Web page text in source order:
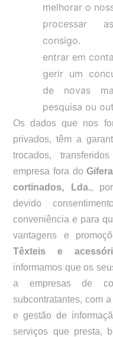
melhorar o
processar
consigo.
entrar em
gerir um
de novas
pesquisa ou
Os dados que nos
privados, têm a
trocados,
empresa fora do
cortinados, Lda.,
devido
conveniência e para
vantagens e
Têxteis e
informamos que os
a empresas de
subcontratantes, com
e gestão de
serviços que presta,